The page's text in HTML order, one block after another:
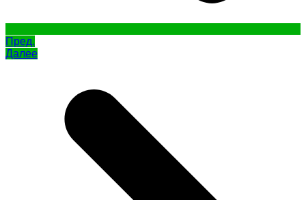
Пред.
Далее